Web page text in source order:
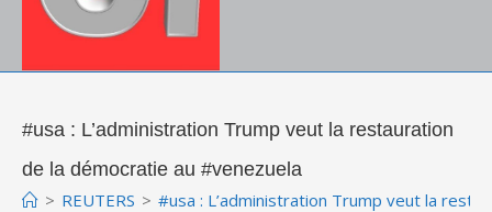
#usa : L’administration Trump veut la restauration
de la démocratie au #venezuela
> REUTERS > #usa : L’administration Trump veut la